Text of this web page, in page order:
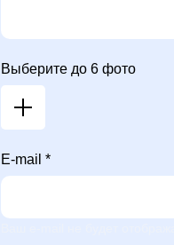
Выберите до 6 фото
E-mail *